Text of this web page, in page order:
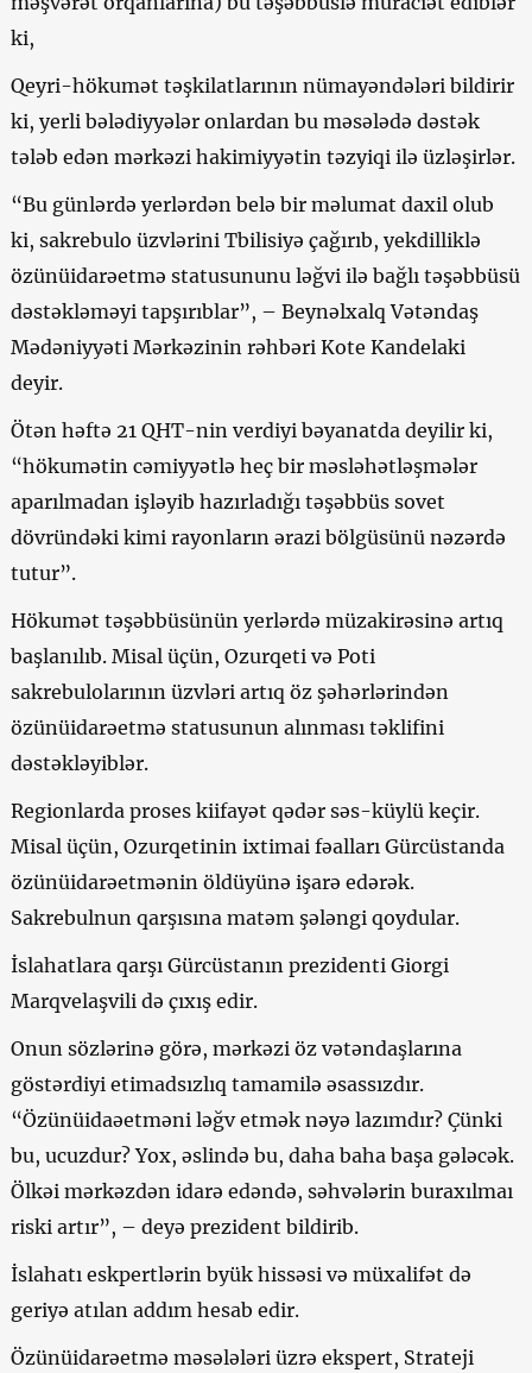
ki,
Qeyri-hökumət təşkilatlarının nümayəndələri bildirir
ki, yerli bələdiyyələr onlardan bu məsələdə dəstək
tələb edən mərkəzi hakimiyyətin təzyiqi ilə üzləşirlər.
“Bu günlərdə yerlərdən belə bir məlumat daxil olub
ki, sakrebulo üzvlərini Tbilisiyə çağırıb, yekdilliklə
özünüidarəetmə statusununu ləğvi ilə bağlı təşəbbüsü
dəstəkləməyi tapşırıblar”, – Beynəlxalq Vətəndaş
Mədəniyyəti Mərkəzinin rəhbəri Kote Kandelaki
deyir.
Ötən həftə 21 QHT-nin verdiyi bəyanatda deyilir ki,
“hökumətin cəmiyyətlə heç bir məsləhətləşmələr
aparılmadan işləyib hazırladığı təşəbbüs sovet
dövründəki kimi rayonların ərazi bölgüsünü nəzərdə
tutur”.
Hökumət təşəbbüsünün yerlərdə müzakirəsinə artıq
başlanılıb. Misal üçün, Ozurqeti və Poti
sakrebulolarının üzvləri artıq öz şəhərlərindən
özünüidarəetmə statusunun alınması təklifini
dəstəkləyiblər.
Regionlarda proses kiifayət qədər səs-küylü keçir.
Misal üçün, Ozurqetinin ixtimai fəalları Gürcüstanda
özünüidarəetmənin öldüyünə işarə edərək.
Sakrebulnun qarşısına matəm şələngi qoydular.
İslahatlara qarşı Gürcüstanın prezidenti Giorgi
Marqvelaşvili də çıxış edir.
Onun sözlərinə görə, mərkəzi öz vətəndaşlarına
göstərdiyi etimadsızlıq tamamilə əsassızdır.
“Özünüidaəetməni ləğv etmək nəyə lazımdır? Çünki
bu, ucuzdur? Yox, əslində bu, daha baha başa gələcək.
Ölkəi mərkəzdən idarə edəndə, səhvələrin buraxılmaı
riski artır”, – deyə prezident bildirib.
İslahatı eskpertlərin byük hissəsi və müxalifət də
geriyə atılan addım hesab edir.
Özünüidarəetmə məsələləri üzrə ekspert, Strateji